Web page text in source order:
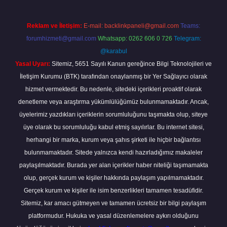
Reklam ve İletişim: E-mail: backlinkpaneli@gmail.com Teams:
forumhizmeti@gmail.com Whatsapp: 0262 606 0 726 Telegram:
@karabul
Yasal Uyarı: Sitemiz, 5651 Sayılı Kanun gereğince Bilgi Teknolojileri ve
İletişim Kurumu (BTK) tarafından onaylanmış bir Yer Sağlayıcı olarak
hizmet vermektedir. Bu nedenle, sitedeki içerikleri proaktif olarak
denetleme veya araştırma yükümlülüğümüz bulunmamaktadır. Ancak,
üyelerimiz yazdıkları içeriklerin sorumluluğunu taşımakta olup, siteye
üye olarak bu sorumluluğu kabul etmiş sayılırlar. Bu internet sitesi,
herhangi bir marka, kurum veya şahıs şirketi ile hiçbir bağlantısı
bulunmamaktadır. Sitede yalnızca kendi hazırladığımız makaleler
paylaşılmaktadır. Burada yer alan içerikler haber niteliği taşımamakta
olup, gerçek kurum ve kişiler hakkında paylaşım yapılmamaktadır.
Gerçek kurum ve kişiler ile isim benzerlikleri tamamen tesadüfidir.
Sitemiz, kar amacı gütmeyen ve tamamen ücretsiz bir bilgi paylaşım
platformudur. Hukuka ve yasal düzenlemelere aykırı olduğunu